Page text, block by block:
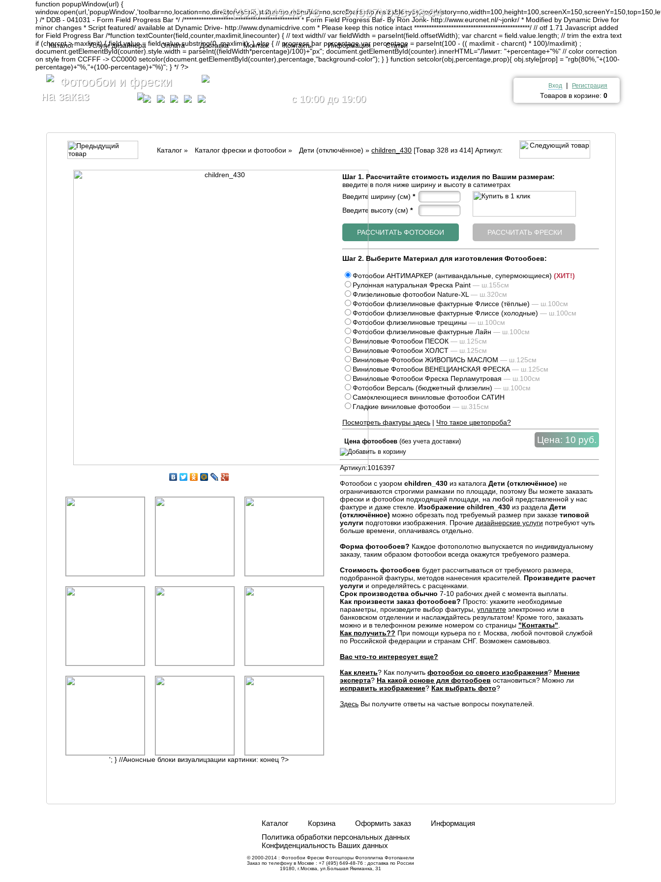
function popupWindow(url) {
} /* DDB - 041031 - Form Field Progress Bar */ /*********************************************** * Form Field Progress Bar- By Ron Jonk- http://www.euronet.nl/~jonkr/ * Modified by Dynamic Drive for
minor changes * Script featured/ available at Dynamic Drive- http://www.dynamicdrive.com * Please keep this notice intact ***********************************************/ // otf 1.71 Javascript added
for Field Progress Bar /*function textCounter(field,counter,maxlimit,linecounter) { // text width// var fieldWidth = parseInt(field.offsetWidth); var charcnt = field.value.length; // trim the extra text
if (charcnt > maxlimit) { field.value = field.value.substring(0, maxlimit); } else { // progress bar percentage var percentage = parseInt(100 - (( maxlimit - charcnt) * 100)/maxlimit) ;
document.getElementById(counter).style.width = parseInt((fieldWidth*percentage)/100)+"px"; document.getElementById(counter).innerHTML="Лимит: "+percentage+"%" // color correction
on style from CCFFF -> CC0000 setcolor(document.getElementById(counter),percentage,"background-color"); } } function setcolor(obj,percentage,prop){ obj.style[prop] = "rgb(80%,"+(100-
percentage)+"%,"+(100-percentage)+"%)"; } */ ?>
Фотообои и фрески
на заказ
8 (495) 649-48-76 8 (967) 093-88-84
c 10:00 до 19:00
Вход | Регистрация
Товаров в корзине: 0
Каталог Услуги дизайнера Оплата Доставка Монтаж Контакты Информация Статьи
Каталог » Каталог фрески и фотообои » Дети (отключённое) »children_430 [Товар 328 из 414] Артикул:
'; } //Анонсные блоки визуалицзации картинки: конец ?>
Шаг 1. Рассчитайте стоимость изделия по Вашим размерам:
введите в поля ниже ширину и высоту в сатиметрах
Введите ширину (см) *
Введите высоту (см) *
Шаг 2. Выберите Материал для изготовления Фотообоев:
Фотообои АНТИМАРКЕР (антивандальные, супермоющиеся) (ХИТ!)
Рулонная натуральная Фреска Paint — ш.155см
Флизелиновые фотообои Nature-XL — ш.320см
Фотообои флизелиновые фактурные Флиссе (тёплые) — ш.100см
Фотообои флизелиновые фактурные Флиссе (холодные) — ш.100см
Фотообои флизелиновые трещины — ш.100см
Фотообои флизелиновые фактурные Лайн — ш.100см
Виниловые Фотообои ПЕСОК — ш.125см
Виниловые Фотообои ХОЛСТ — ш.125см
Виниловые Фотообои ЖИВОПИСЬ МАСЛОМ — ш.125см
Виниловые Фотообои ВЕНЕЦИАНСКАЯ ФРЕСКА — ш.125см
Виниловые Фотообои Фреска Перламутровая — ш.100см
Фотообои Версаль (бюджетный флизелин) — ш.100см
Самоклеющиеся виниловые фотообои САТИН
Гладкие виниловые фотообои — ш.315см
Посмотреть фактуры здесь| Что такое цветопроба?
Цена фотообоев (без учета доставки) Цена: 10 руб.
Артикул:1016397
Фотообои с узором children_430из каталога Дети (отключённое) не
ограничиваются строгими рамками по площади, поэтому Вы можете заказать
фрески и фотообои подходящей площади, на любой представленной у нас
фактуре и даже стекле. Изображение children_430из раздела Дети
(отключённое) можно обрезать под требуемый размер при заказе типовой
услуги подготовки изображения. Прочие дизайнерские услуги потребуют чуть
больше времени, оплачиваясь отдельно.
Форма фотообоев? Каждое фотополотно выпускается по индивидуальному
заказу, таким образом фотообои всегда окажутся требуемого размера.
Стоимость фотообоев будет рассчитываться от требуемого размера,
подобранной фактуры, методов нанесения красителей. Произведите расчет
услуги и определяйтесь с расценками.
Срок производства обычно 7-10 рабочих дней с момента выплаты.
Как произвести заказ фотообоев? Просто: укажите необходимые
параметры, произведите выбор фактуры, уплатитеэлектронно или в
банковском отделении и наслаждайтесь результатом! Кроме того, заказать
можно и в телефонном режиме номером со страницы "Контакты"
Как получить?? При помощи курьера по г. Москва, любой почтовой службой
по Российской федерации и странам СНГ. Возможен самовывоз.
Вас что-то интересует еще?
Как клеить? Как получить фотообои со своего изображения? Мнение
эксперта? На какой основе для фотообоев остановиться? Можно ли
исправить изображение? Как выбрать фото?
ЗдесьВы получите ответы на частые вопросы покупателей.
Каталог Корзина Оформить заказ
Информация
Политика обработки персональных данных
Конфиденциальность Ваших данных
© 2000-2014 : Фотообои Фрески Фотошторы Фотоплитка Фотопанели
Заказ по телефону в Москве : +7 (495) 649-48-76 : доставка по России
19180, г.Москва, ул.Большая Якиманка, 31